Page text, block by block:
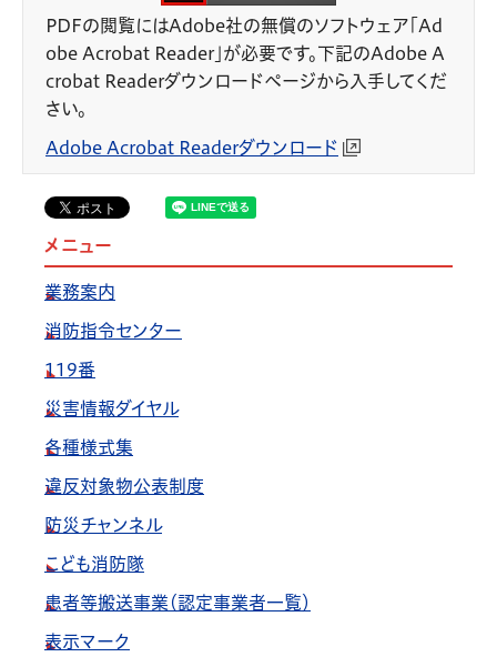
PDFの閲覧にはAdobe社の無償のソフトウェア「Ad
obe Acrobat Reader」が必要です。下記のAdobe A
crobat Readerダウンロードページから入手してくだ
さい。
Adobe Acrobat Readerダウンロード
メニュー
業務案内
消防指令センター
119番
災害情報ダイヤル
各種様式集
違反対象物公表制度
防災チャンネル
こども消防隊
患者等搬送事業（認定事業者一覧）
表示マーク